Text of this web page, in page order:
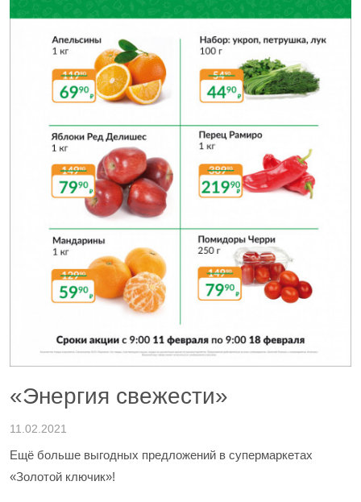
«Энергия свежести»
11.02.2021
Ещё больше выгодных предложений в супермаркетах
«Золотой ключик»!